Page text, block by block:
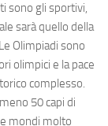
sono gli sportivi,
sarà quello della
Olimpiadi sono
olimpici e la pace
complesso.
50 capi di
mondi molto